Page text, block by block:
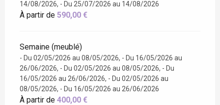
14/08/2026, - Du 25/07/2026 au 14/08/2026
À partir de 590,00 €
Semaine (meublé)
- Du 02/05/2026 au 08/05/2026, - Du 16/05/2026 au
26/06/2026, - Du 02/05/2026 au 08/05/2026, - Du
16/05/2026 au 26/06/2026, - Du 02/05/2026 au
08/05/2026, - Du 16/05/2026 au 26/06/2026
À partir de 400,00 €